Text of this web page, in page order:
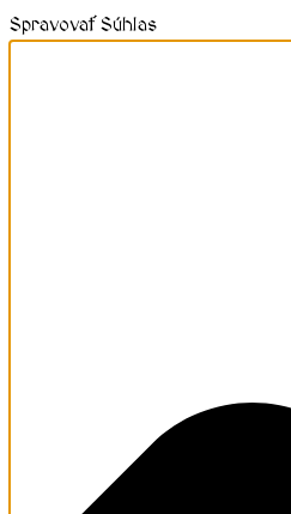
Spravovať Súhlas